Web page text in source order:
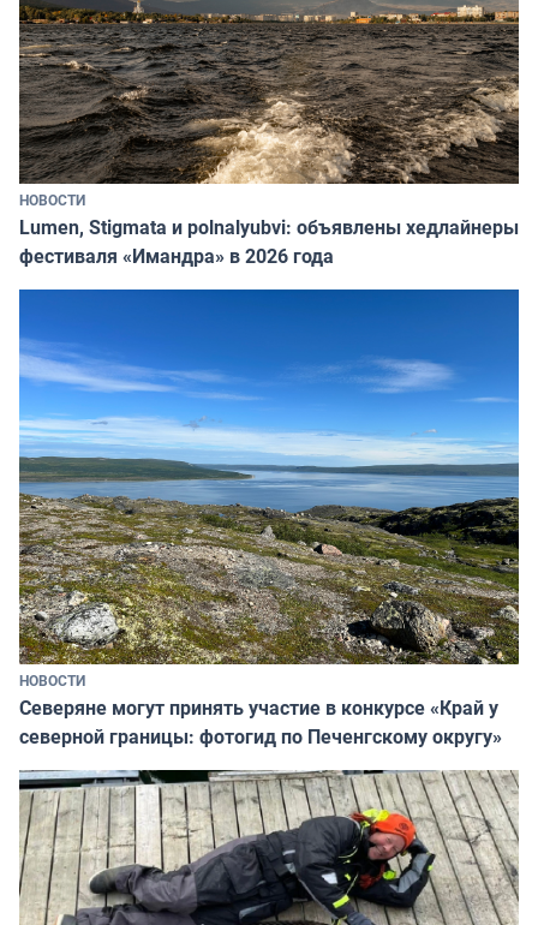
НОВОСТИ
Lumen, Stigmata и polnalyubvi: объявлены хедлайнеры
фестиваля «Имандра» в 2026 года
НОВОСТИ
Северяне могут принять участие в конкурсе «Край у
северной границы: фотогид по Печенгскому округу»